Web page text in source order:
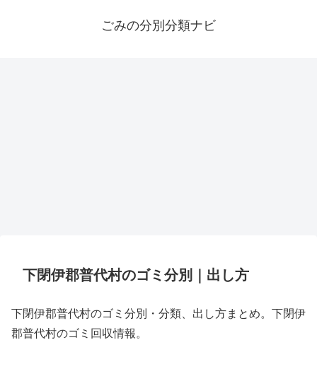
ごみの分別分類ナビ
下閉伊郡普代村のゴミ分別｜出し方
下閉伊郡普代村のゴミ分別・分類、出し方まとめ。下閉伊
郡普代村のゴミ回収情報。